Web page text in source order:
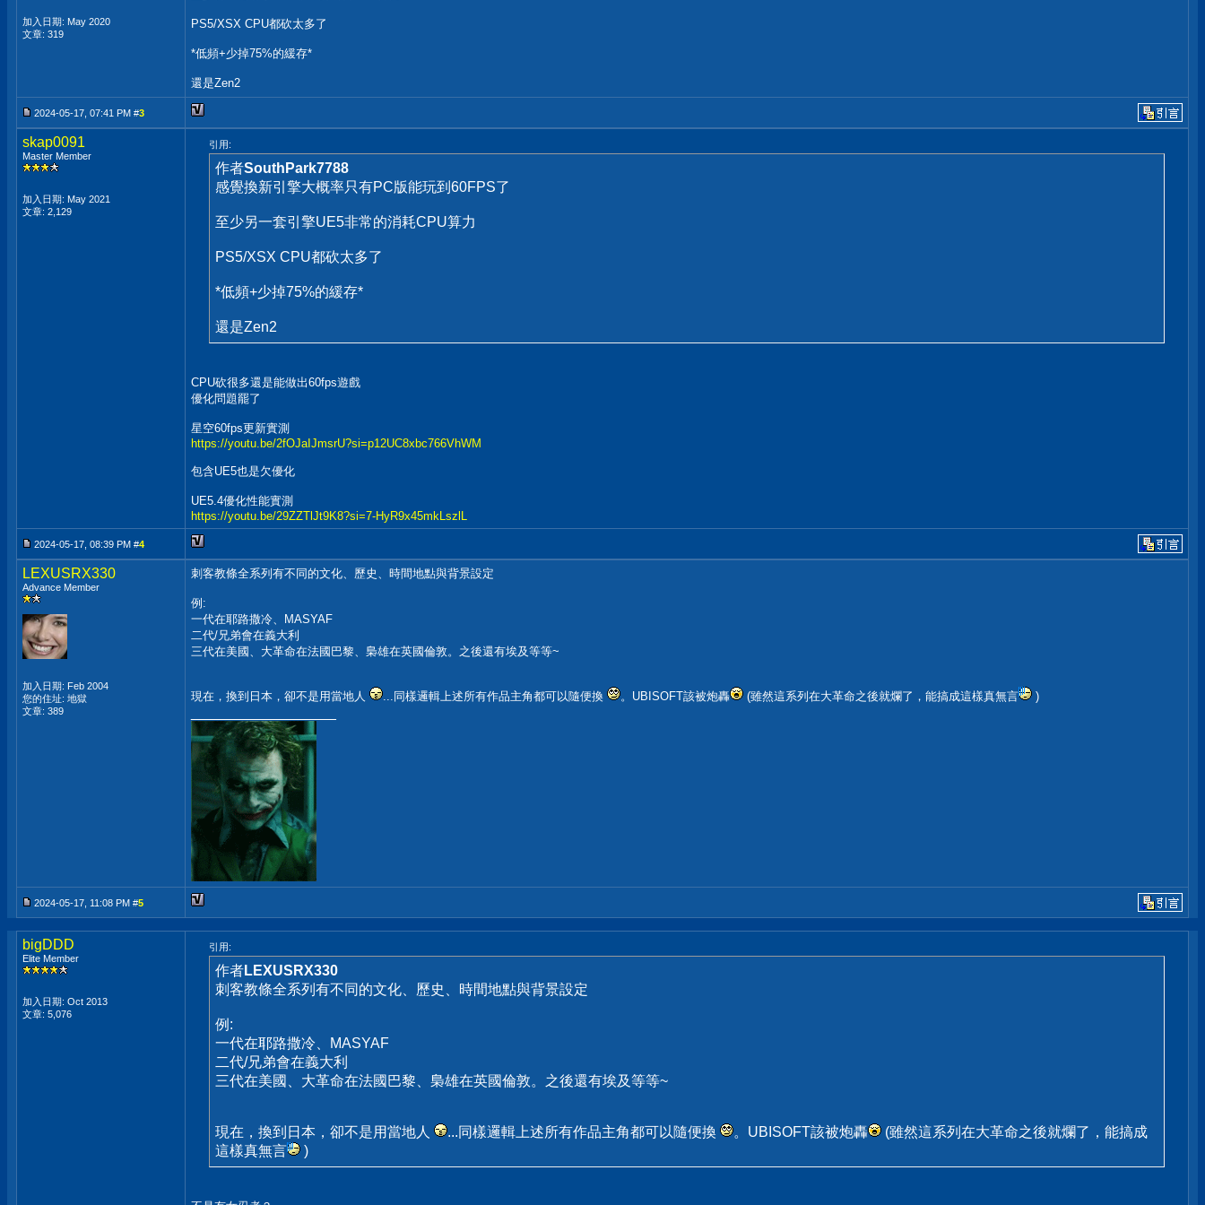
加入日期: May 2020
文章: 319
PS5/XSX CPU都砍太多了
*低頻+少掉75%的緩存*
還是Zen2
2024-05-17, 07:41 PM #3
skap0091
Master Member
加入日期: May 2021
文章: 2,129
引用:
作者SouthPark7788
感覺換新引擎大概率只有PC版能玩到60FPS了
至少另一套引擎UE5非常的消耗CPU算力
PS5/XSX CPU都砍太多了
*低頻+少掉75%的緩存*
還是Zen2
CPU砍很多還是能做出60fps遊戲
優化問題罷了
星空60fps更新實測
https://youtu.be/2fOJaIJmsrU?si=p12UC8xbc766VhWM
包含UE5也是欠優化
UE5.4優化性能實測
https://youtu.be/29ZZTlJt9K8?si=7-HyR9x45mkLszlL
2024-05-17, 08:39 PM #4
LEXUSRX330
Advance Member
加入日期: Feb 2004
您的住址: 地獄
文章: 389
刺客教條全系列有不同的文化、歷史、時間地點與背景設定
例:
一代在耶路撒冷、MASYAF
二代/兄弟會在義大利
三代在美國、大革命在法國巴黎、梟雄在英國倫敦。之後還有埃及等等~
現在，換到日本，卻不是用當地人 ...同樣邏輯上述所有作品主角都可以隨便換 。UBISOFT該被炮轟 (雖然這系列在大革命之後就爛了，能搞成這樣真無言 )
2024-05-17, 11:08 PM #5
bigDDD
Elite Member
加入日期: Oct 2013
文章: 5,076
引用:
作者LEXUSRX330
刺客教條全系列有不同的文化、歷史、時間地點與背景設定
例:
一代在耶路撒冷、MASYAF
二代/兄弟會在義大利
三代在美國、大革命在法國巴黎、梟雄在英國倫敦。之後還有埃及等等~
現在，換到日本，卻不是用當地人 ...同樣邏輯上述所有作品主角都可以隨便換 。UBISOFT該被炮轟
(雖然這系列在大革命之後就爛了，能搞成
這樣真無言
)